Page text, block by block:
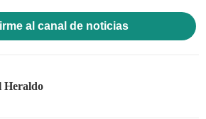
al canal de noticias
Heraldo